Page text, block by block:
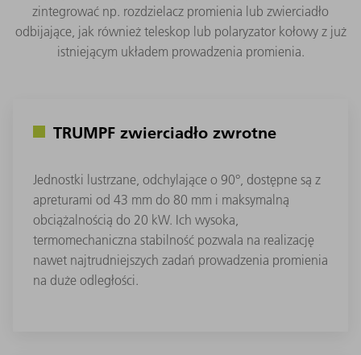
zintegrować np. rozdzielacz promienia lub zwierciadło
odbijające, jak również teleskop lub polaryzator kołowy z już
istniejącym układem prowadzenia promienia.
TRUMPF zwierciadło zwrotne
Jednostki lustrzane, odchylające o 90°, dostępne są z
apreturami od 43 mm do 80 mm i maksymalną
obciążalnością do 20 kW. Ich wysoka,
termomechaniczna stabilność pozwala na realizację
nawet najtrudniejszych zadań prowadzenia promienia
na duże odległości.